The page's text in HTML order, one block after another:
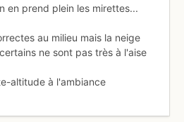
en prend plein les mirettes...
au milieu mais la neige
ne sont pas très à l'aise
altitude à l'ambiance